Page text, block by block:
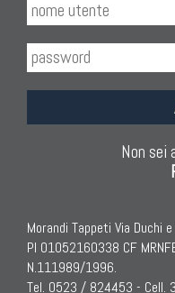
Non sei
Morandi Tappeti Via Duchi
PI 01052160338 CF
N.111989/1996.
Tel. 0523 / 824453 - Cell.